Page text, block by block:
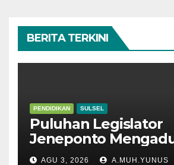
BERITA TERKINI
PENDIDIKAN SULSEL
Puluhan Legislator
Jeneponto
Disdik Sulsel
AGU 3, 2026 A.MUH.YUNUS